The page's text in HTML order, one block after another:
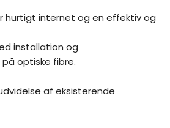
hurtigt internet og en effektiv og
installation og
optiske fibre.
af eksisterende